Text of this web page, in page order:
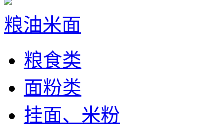
粮油米面
粮食类
面粉类
挂面、米粉